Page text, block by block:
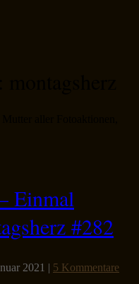
Einmal
#282
2021 | 5 Kommentare